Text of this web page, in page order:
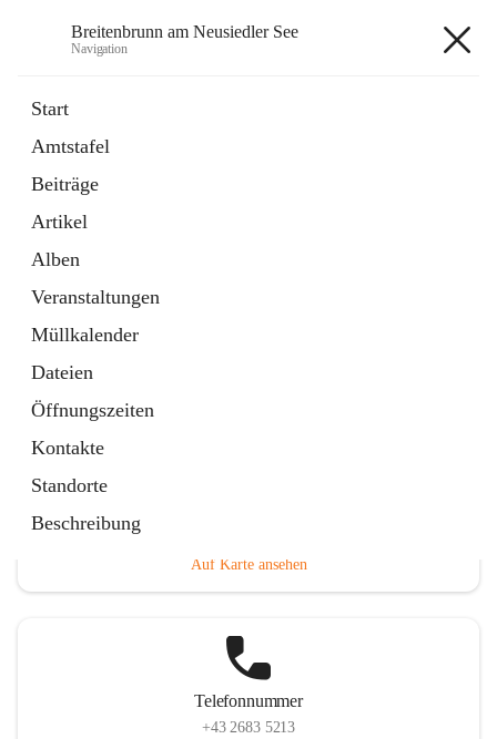
Breitenbrunn am Neusiedler See
Navigation
Start
Amtstafel
Beiträge
Artikel
Alben
Veranstaltungen
Müllkalender
Dateien
Öffnungszeiten
Kontakte
Standorte
Beschreibung
18 Schnellzugriffe
Gemeindeservice
Auf Karte ansehen
Telefonnummer
+43 2683 5213